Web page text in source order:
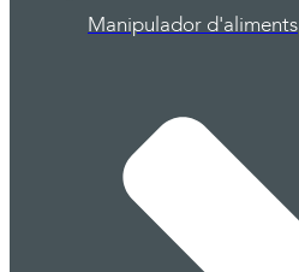
Manipulador d'aliments